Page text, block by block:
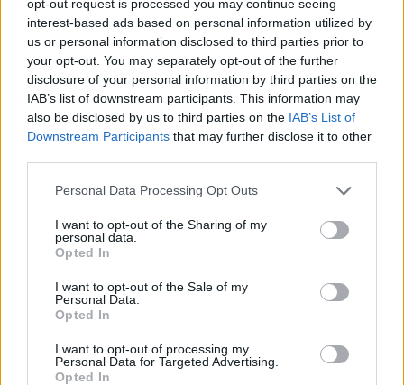
opt-out request is processed you may continue seeing
interest-based ads based on personal information utilized by
us or personal information disclosed to third parties prior to
your opt-out. You may separately opt-out of the further
disclosure of your personal information by third parties on the
IAB’s list of downstream participants. This information may
also be disclosed by us to third parties on the IAB’s List of
Downstream Participants that may further disclose it to other
Personal Data Processing Opt Outs
I want to opt-out of the Sharing of my
personal data.
Opted In
I want to opt-out of the Sale of my
Personal Data.
Opted In
I want to opt-out of processing my
Personal Data for Targeted Advertising.
Opted In
Parma)
Punti in classifica: Zebre Parma 0, Leinster
Rugby 5
Note : Cielo sereno, vento forte. Temperatura
14°. Terreno in ottime condizioni. Spettatori
3.500